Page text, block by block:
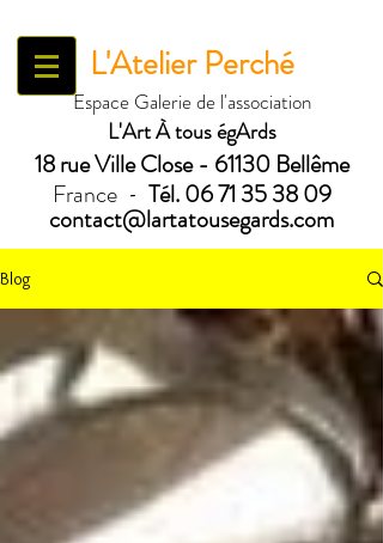
L'Atelier Perché
Espace Galerie de l'association
L'Art À tous égArds
18 rue Ville Close - 61130 Bellême
France- Tél.06 71 35 38 09
contact@lartatousegards.com
Blog